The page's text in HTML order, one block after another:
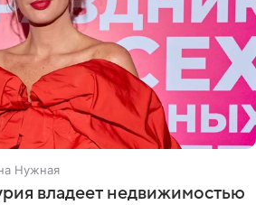
Нужная
владеет недвижимостью